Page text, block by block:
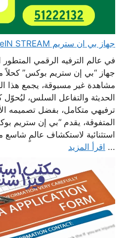
جهاز بي ان ستريم beIN STREAM الكويت مع اشتراك
في عالم الترفيه الرقمي المتطور
جهاز “بي إن ستريم بوكس” كحلاً
مشاهدة غير مسبوقة، يجمع هذا
الحديثة والتفاعل السلس،
ترفيهي متكامل، بفضل تصميمه
المتفوقة، يقدم “بي إن ستريم
استثنائية لاستكشاف عالمٍ شاسع
... اقرأ المزيد